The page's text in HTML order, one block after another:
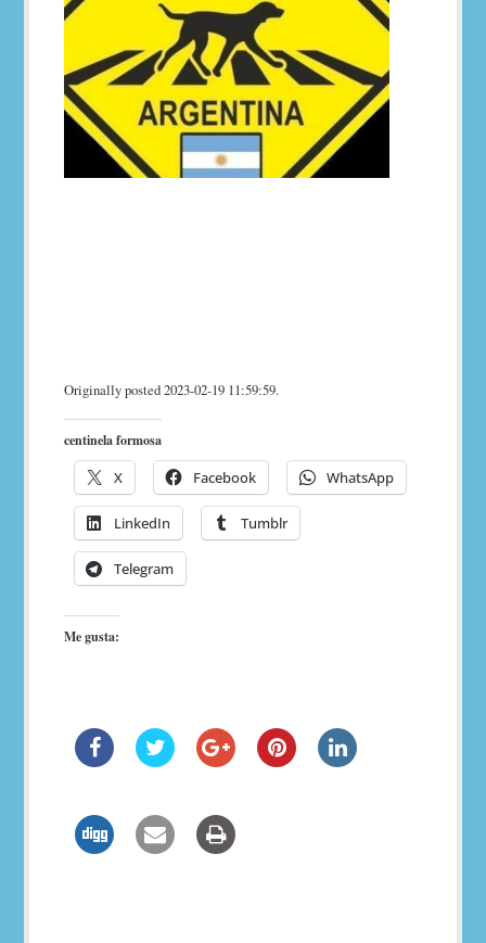
Originally posted 2023-02-19 11:59:59.
centinela formosa
X Facebook WhatsApp
LinkedIn Tumblr
Telegram
Me gusta: